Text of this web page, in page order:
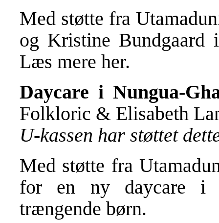
Med støtte fra
og Kristine Bundgaard
Læs mere her.
Daycare i Nungua-
Folkloric & Elisabeth
U-kassen har støttet
Med støtte fra
for en ny daycare i
trængende børn.